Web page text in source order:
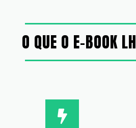
O QUE O E-BOOK